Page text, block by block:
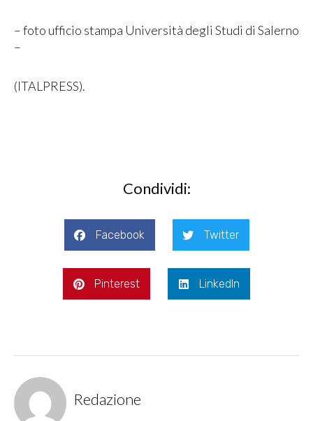
– foto ufficio stampa Università degli Studi di Salerno
–
(ITALPRESS).
Condividi:
Facebook Twitter
Pinterest LinkedIn
Redazione